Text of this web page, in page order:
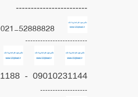
------------------------
021-52888828 (30 خط)
-------------------------
09010231144 - 09010231188
-------------------